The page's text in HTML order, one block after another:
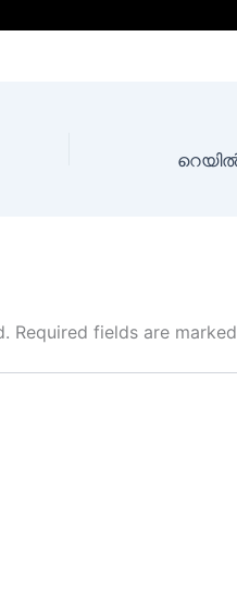
Required fields are marked